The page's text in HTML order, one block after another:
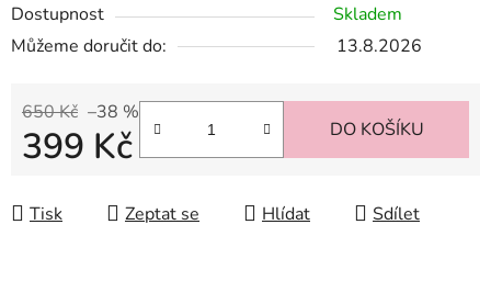
Dostupnost
Skladem
Můžeme doručit do:
13.8.2026
650 Kč –38 %
399 Kč DO KOŠÍKU
Tisk Zeptat se Hlídat Sdílet